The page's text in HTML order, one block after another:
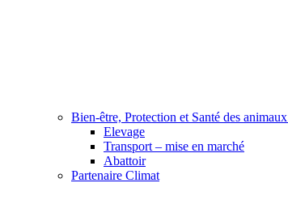
Bien-être, Protection et Santé des animaux
Elevage
Transport – mise en marché
Abattoir
Partenaire Climat